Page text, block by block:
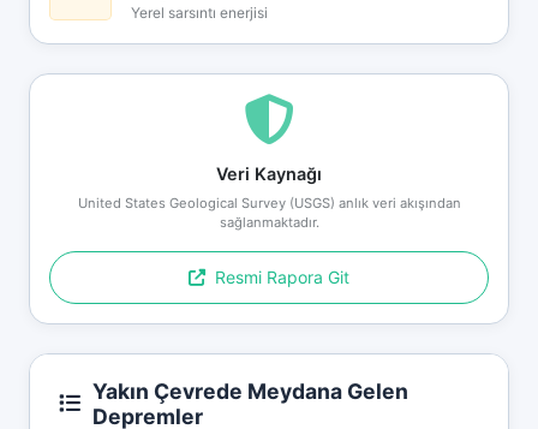
Yerel sarsıntı enerjisi
Veri Kaynağı
United States Geological Survey (USGS) anlık veri akışından
sağlanmaktadır.
Resmi Rapora Git
Yakın Çevrede Meydana Gelen
Depremler